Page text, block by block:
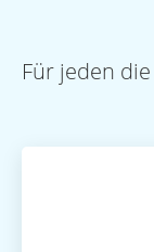
Für jeden